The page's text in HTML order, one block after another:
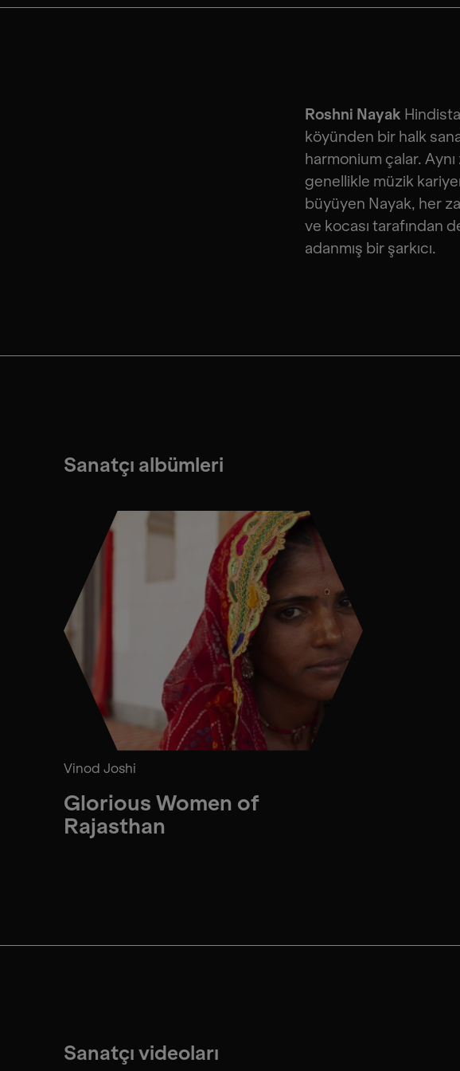
Roshni Nayak
köyünden bir halk
harmonium çalar.
genellikle müzik
büyüyen Nayak, her
ve kocası tarafından
adanmış bir şarkıcı.
Sanatçı albümleri
Vinod Joshi
Glorious Women of
Rajasthan
Sanatçı videoları